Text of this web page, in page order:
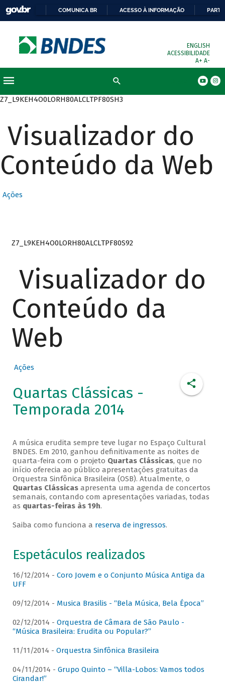
COMUNICA BR ACESSO À INFORMAÇÃO
ENGLISH
ACESSIBILIDADE
A+ A-
Z7_L9KEH4O0LORH80ALCLTPF80SH3
Visualizador do
Conteúdo da Web
Ações
Z7_L9KEH4O0LORH80ALCLTPF80S92
Visualizador do
Conteúdo da
Web
Ações
Quartas Clássicas -
Temporada 2014
A música erudita sempre teve lugar no Espaço Cultural
BNDES. Em 2010, ganhou definitivamente as noites de
quarta-feira com o projeto Quartas Clássicas, que no
início oferecia ao público apresentações gratuitas da
Orquestra Sinfônica Brasileira (OSB). Atualmente, o
Quartas Clássicasapresenta uma agenda de concertos
semanais, contando com apresentações variadas, todas
as quartas-feiras às 19h.
Saiba como funciona a reserva de ingressos.
Espetáculos realizados
16/12/2014 - Coro Jovem e o Conjunto Música Antiga da
UFF
09/12/2014 - Musica Brasilis - “Bela Música, Bela Época”
02/12/2014 - Orquestra de Câmara de São Paulo -
“Música Brasileira: Erudita ou Popular?”
11/11/2014 - Orquestra Sinfônica Brasileira
04/11/2014 - Grupo Quinto – “Villa-Lobos: Vamos todos
Cirandar!”